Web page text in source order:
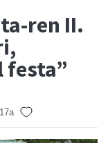
ren II.
festa”